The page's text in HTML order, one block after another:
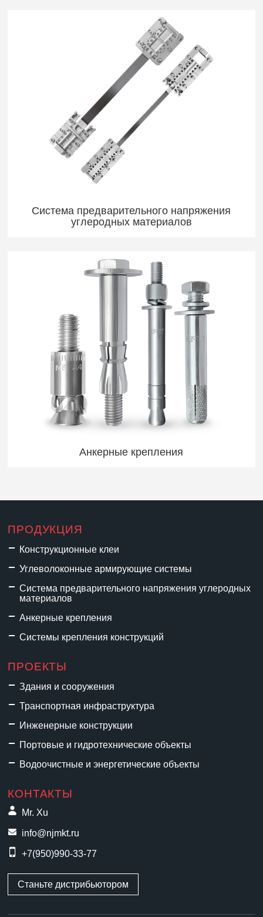
Система предварительного напряжения
углеродных материалов
Анкерные крепления
ПРОДУКЦИЯ
Конструкционные клеи
Углеволоконные армирующие системы
Система предварительного напряжения углеродных
материалов
Анкерные крепления
Системы крепления конструкций
ПРОЕКТЫ
Здания и сооружения
Транспортная инфраструктура
Инженерные конструкции
Портовые и гидротехнические объекты
Водоочистные и энергетические объекты
КОНТАКТЫ
Mr. Xu
info@njmkt.ru
+7(950)990-33-77
Станьте дистрибьютором